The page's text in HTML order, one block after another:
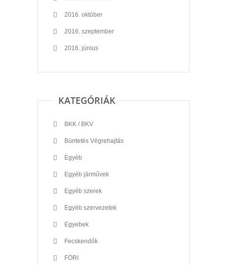
2016. október
2016. szeptember
2016. június
KATEGÓRIÁK
BKK / BKV
Büntetés Végrehajtás
Egyéb
Egyéb járművek
Egyéb szerek
Egyéb szervezetek
Egyebek
Fecskendők
FÖRI